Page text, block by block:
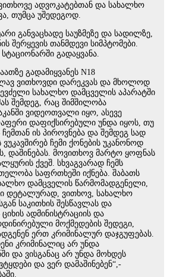
ადვოკატებთან და სახალხო
თუმცა უშედეგოდ.
განვაცხადე საუზმეზე და სადილზე,
შერყევის თანმდევი სიმპტომები.
გადაყვანა.
გადამიყვანეს N18
ვითხოვდი დარეკვას და მხოლოდ
სახალხო დამცველის აპარატში
შემდეგ, რაც შიმშილობა
ვიდეოთვალი იყო, ასევე
დაფიქსირებული უნდა იყოს, თუ
ის პიროვნება და შემდეგ სად
ვუკავშირებ ჩემი ქონების უკანონოდ
დაშინებას. მოვითხოვ მარტო ყოფნას
ქვეშ. სხვაგვარად ჩემს
საფრთხეში იქნება. შაბათს
დამცველის წარმომადგენელი,
დეტალურად, ვითხოვ, სახალხო
საკითხის შესწავლას და
ადმინისტრაციის და
მოქმედების შედეგი,
ერთ კრიმინალურ დაჯგუფებას.
კრიმინალიც არ უნდა
და ვისგანაც არ უნდა მოხდეს
და ვერ დამაშინებენ“,-